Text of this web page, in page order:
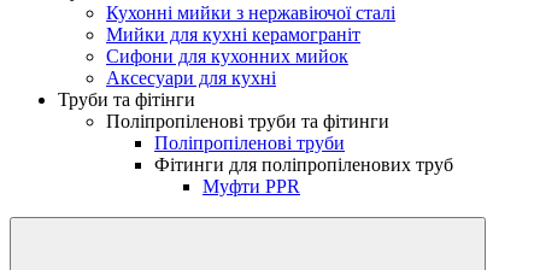
Кухонні мийки з нержавіючої сталі
Мийки для кухні керамограніт
Сифони для кухонних мийок
Аксесуари для кухні
Труби та фітінги
Поліпропіленові труби та фітинги
Поліпропіленові труби
Фітинги для поліпропіленових труб
Муфти PPR